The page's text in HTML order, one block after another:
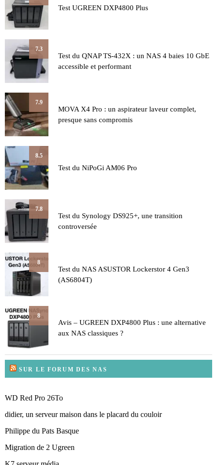
Test UGREEN DXP4800 Plus
7.3
Test du QNAP TS-432X : un NAS 4 baies 10 GbE
accessible et performant
7.9
MOVA X4 Pro : un aspirateur laveur complet,
presque sans compromis
8.5
Test du NiPoGi AM06 Pro
7.8
Test du Synology DS925+, une transition
controversée
8
Test du NAS ASUSTOR Lockerstor 4 Gen3
(AS6804T)
8
Avis – UGREEN DXP4800 Plus : une alternative
aux NAS classiques ?
SUR LE FORUM DES NAS
WD Red Pro 26To
didier, un serveur maison dans le placard du couloir
Philippe du Pats Basque
Migration de 2 Ugreen